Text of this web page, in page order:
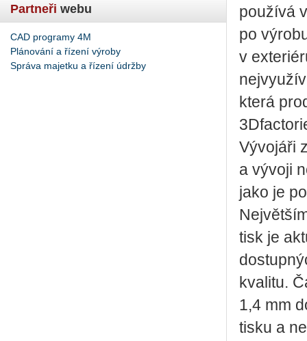
Partneři webu
CAD programy 4M
Plánování a řízení výroby
Správa majetku a řízení údržby
používá
po
v
která
Vývojáři
a vývoji
jako je
tisk je
kvalitu.
1,4 mm
tisku a